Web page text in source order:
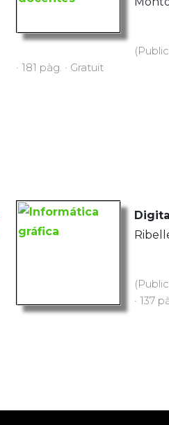
· 181 pàg. · Gratuït
· 137